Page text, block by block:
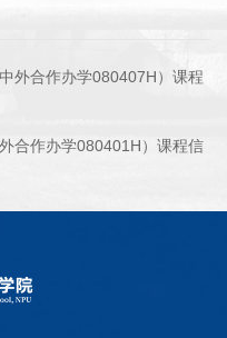
外合作办学080407H）课程
合作办学080401H）课程信